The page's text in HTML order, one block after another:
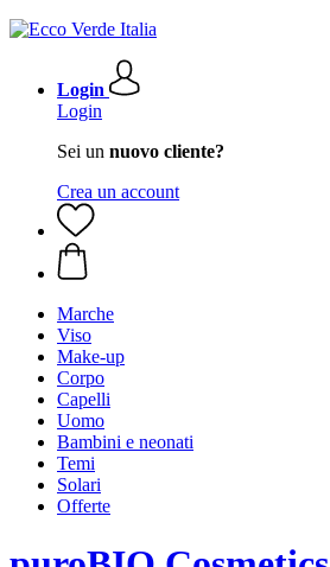
Login
Login
Sei un nuovo cliente?
Crea un account
Marche
Viso
Make-up
Corpo
Capelli
Uomo
Bambini e neonati
Temi
Solari
Offerte